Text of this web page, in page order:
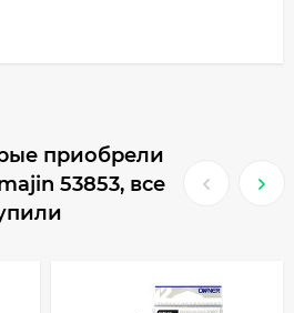
приобрели
53853, все